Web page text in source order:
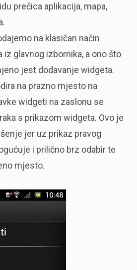
prečica aplikacija, mapa,
na klasičan način
iz glavnog izbornika, a ono što
jest dodavanje widgeta.
na prazno mjesto na
widgeti na zaslonu se
s prikazom widgeta. Ovo je
jer uz prikaz pravog
i prilično brz odabir te
mjesto.